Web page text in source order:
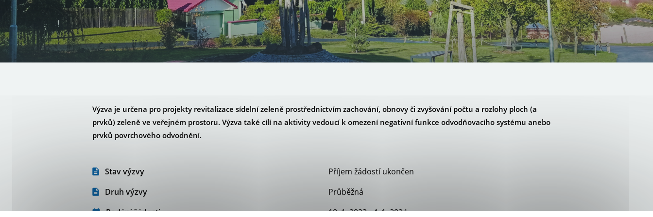
Výzva je určena pro projekty revitalizace sídelní zeleně prostřednictvím zachování, obnovy či zvyšování počtu a rozlohy ploch (a
prvků) zeleně ve veřejném prostoru. Výzva také cílí na aktivity vedoucí k omezení negativní funkce odvodňovacího systému anebo
prvků povrchového odvodnění.
Stav výzvy
Příjem žádostí ukončen
Druh výzvy
Průběžná
Podání žádosti
18. 1. 2023 - 4. 1. 2024